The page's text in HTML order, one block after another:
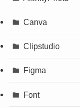
Canva
Clipstudio
Figma
Font